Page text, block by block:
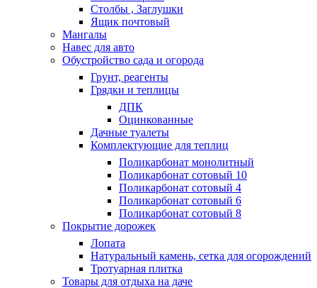
Столбы , Заглушки
Ящик почтовый
Мангалы
Навес для авто
Обустройство сада и огорода
Грунт, реагенты
Грядки и теплицы
ДПК
Оцинкованные
Дачные туалеты
Комплектующие для теплиц
Поликарбонат монолитный
Поликарбонат сотовый 10
Поликарбонат сотовый 4
Поликарбонат сотовый 6
Поликарбонат сотовый 8
Покрытие дорожек
Лопата
Натуральный камень, сетка для огорождений
Тротуарная плитка
Товары для отдыха на даче